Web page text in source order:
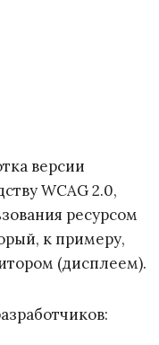
версии
WCAG 2.0,
ресурсом
к примеру,
(дисплеем).